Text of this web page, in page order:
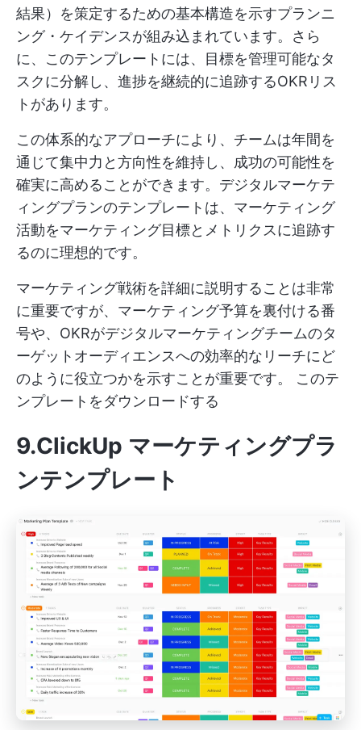
結果）を策定するための基本構造を示すプランニ
ング・ケイデンスが組み込まれています。さら
に、このテンプレートには、目標を管理可能なタ
スクに分解し、進捗を継続的に追跡するOKRリス
トがあります。
この体系的なアプローチにより、チームは年間を
通じて集中力と方向性を維持し、成功の可能性を
確実に高めることができます。デジタルマーケテ
ィングプランのテンプレートは、マーケティング
活動をマーケティング目標とメトリクスに追跡す
るのに理想的です。
マーケティング戦術を詳細に説明することは非常
に重要ですが、マーケティング予算を裏付ける番
号や、OKRがデジタルマーケティングチームのタ
ーゲットオーディエンスへの効率的なリーチにど
のように役立つかを示すことが重要です。 このテ
ンプレートをダウンロードする
9.ClickUp マーケティングプラ
ンテンプレート